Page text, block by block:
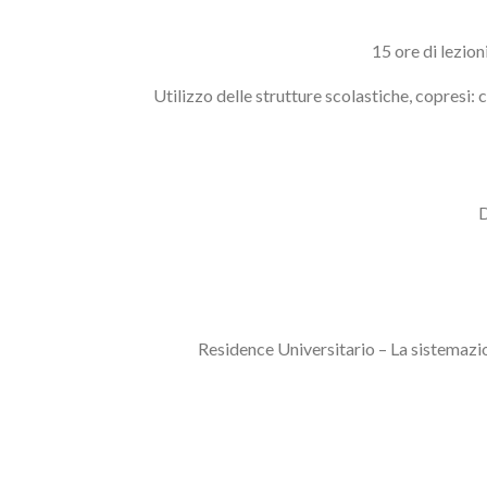
15 ore di
Utilizzo delle strutture scolastiche, copresi:
Residence Universitario – La